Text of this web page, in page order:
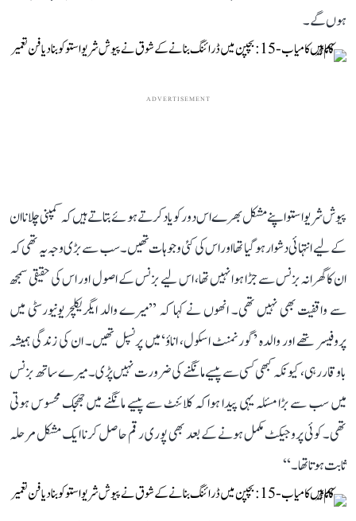
ہوں گے۔
ADVERTISEMENT
پیوش شریواستو اپنے مشکل بھرے اس دور کو یاد کرتے ہوئے بتاتے ہیں کہ کمپنی چلانا ان
کے لیے انتہائی دشوار ہو گیا تھا اور اس کی کئی وجوہات تھیں۔ سب سے بڑی وجہ یہ تھی کہ
ان کا گھرانہ بزنس سے جڑا ہوا نہیں تھا، اس لیے بزنس کے اصول اور اس کی حقیقی سمجھ
سے واقفیت بھی نہیں تھی۔ انھوں نے کہا کہ ’’میرے والد ایگریکلچر یونیورسٹی میں
پروفیسر تھے اور والدہ ’گورنمنٹ اسکول، اناؤ‘ میں پرنسپل تھیں۔ ان کی زندگی ہمیشہ
باوقار رہی، کیونکہ کبھی کسی سے پیسے مانگنے کی ضرورت نہیں پڑی۔ میرے ساتھ بزنس
میں سب سے بڑا مسئلہ یہی پیدا ہوا کہ کلائنٹ سے پیسے مانگنے میں جھجک محسوس ہوتی
تھی۔ کوئی پروجیکٹ مکمل ہونے کے بعد بھی پوری رقم حاصل کرنا ایک مشکل مرحلہ
ثابت ہوتا تھا۔‘‘